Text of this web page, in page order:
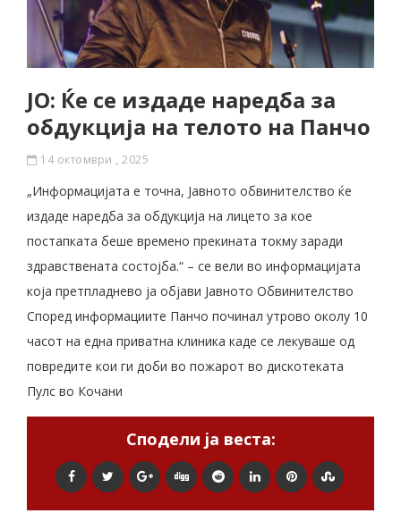
ЈО: Ќе се издаде наредба за
обдукција на телото на Панчо
14 октомври , 2025
„Информацијата е точна, Јавното обвинителство ќе
издаде наредба за обдукција на лицето за кое
постапката беше времено прекината токму заради
здравствената состојба.“ – се вели во информацијата
која претпладнево ја објави Јавното Обвинителство
Според информациите Панчо починал утрово околу 10
часот на една приватна клиника каде се лекуваше од
повредите кои ги доби во пожарот во дискотеката
Пулс во Кочани
Сподели ја веста: